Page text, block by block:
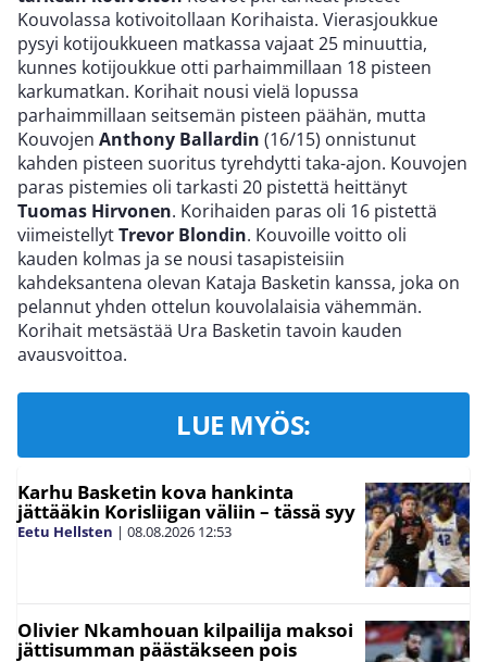
Kouvolassa kotivoitollaan Korihaista. Vierasjoukkue
pysyi kotijoukkueen matkassa vajaat 25 minuuttia,
kunnes kotijoukkue otti parhaimmillaan 18 pisteen
karkumatkan. Korihait nousi vielä lopussa
parhaimmillaan seitsemän pisteen päähän, mutta
Kouvojen Anthony Ballardin (16/15) onnistunut
kahden pisteen suoritus tyrehdytti taka-ajon. Kouvojen
paras pistemies oli tarkasti 20 pistettä heittänyt
Tuomas Hirvonen. Korihaiden paras oli 16 pistettä
viimeistellytTrevor Blondin. Kouvoille voitto oli
kauden kolmas ja se nousi tasapisteisiin
kahdeksantena olevan Kataja Basketin kanssa, joka on
pelannut yhden ottelun kouvolalaisia vähemmän.
Korihait metsästää Ura Basketin tavoin kauden
avausvoittoa.
LUE MYÖS:
Karhu Basketin kova hankinta
jättääkin Korisliigan väliin – tässä syy
Eetu Hellsten | 08.08.2026 12:53
Olivier Nkamhouan kilpailija maksoi
jättisumman päästäkseen pois